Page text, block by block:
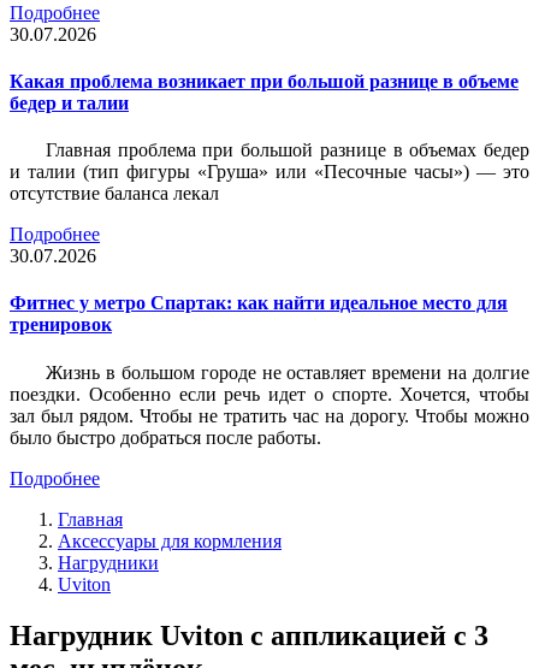
Подробнее
30.07.2026
Какая проблема возникает при большой разнице в объеме
бедер и талии
Главная проблема при большой разнице в объемах бедер
и талии (тип фигуры «Груша» или «Песочные часы») — это
отсутствие баланса лекал
Подробнее
30.07.2026
Фитнес у метро Спартак: как найти идеальное место для
тренировок
Жизнь в большом городе не оставляет времени на долгие
поездки. Особенно если речь идет о спорте. Хочется, чтобы
зал был рядом. Чтобы не тратить час на дорогу. Чтобы можно
было быстро добраться после работы.
Подробнее
Главная
Аксессуары для кормления
Нагрудники
Uviton
Нагрудник Uviton с аппликацией с 3